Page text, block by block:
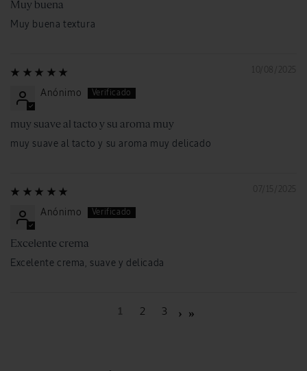
Muy buena
Muy buena textura
10/08/2025
Anónimo
muy suave al tacto y su aroma muy
muy suave al tacto y su aroma muy delicado
07/15/2025
Anónimo
Excelente crema
Excelente crema, suave y delicada
1 2 3